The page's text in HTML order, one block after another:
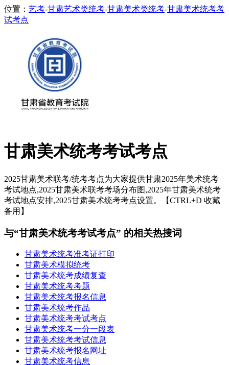
位置： 艺考-甘肃艺术类统考-甘肃美术类统考-甘肃美术统考考
试考点
甘肃美术统考考试考点
2025甘肃美术联考/统考考点为大家提供甘肃2025年美术统考
考试地点,2025甘肃美术联考考场分布图,2025年甘肃美术统考
考试地点安排,2025甘肃美术统考考点设置。【CTRL+D 收藏
备用】
与“甘肃美术统考考试考点” 的相关热搜词
甘肃美术统考准考证打印
甘肃美术模拟统考
甘肃美术统考成绩复查
甘肃美术统考考题
甘肃美术统考报名信息
甘肃美术统考作品
甘肃美术统考考试考点
甘肃美术统考一分一段表
甘肃美术统考考试信息
甘肃美术统考报名网址
甘肃美术统考信息